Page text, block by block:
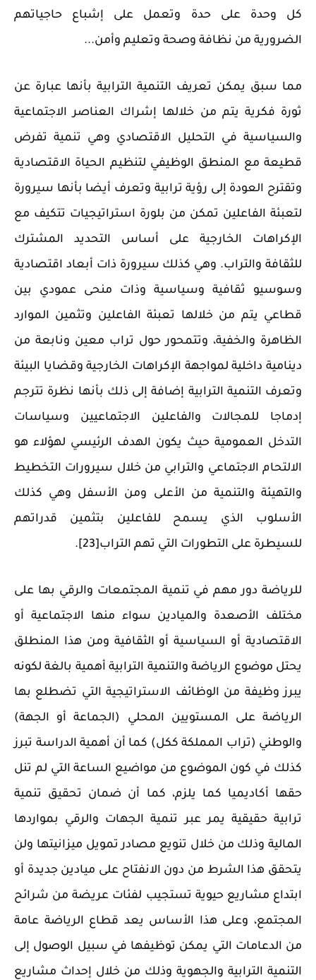
كل وحدة على حدة وتعمل على إشباع حاجياتهم
الضرورية من نظافة وصحة وتعليم وأمن...
مما سبق يمكن تعريف التنمية الترابية بأنها عبارة عن
ثورة فكرية يتم من خلالها إشراك العناصر الاجتماعية
والسياسية في التحليل الاقتصادي وهي تنمية تفرض
قطيعة مع المنطق الوظيفي لتنظيم الحياة الاقتصادية
وتقترح العودة إلى رؤية ترابية وتعرف أيضا بأنها سيرورة
لتعبئة الفاعلين تمكن من بلورة استراتيجيات تتكيف مع
الإكراهات الخارجية على أساس التحديد المشترك
للثقافة والتراب. وهي كذلك سيرورة ذات أبعاد اقتصادية
وسوسيو ثقافية وسياسية وذات منحى عمودي بين
قطاعي يتم من خلالها تعبئة الفاعلين وتثمين الموارد
الظاهرة والخفية، وتتمحور حول تراب معين ونابعة من
دينامية داخلية لمواجهة الإكراهات الخارجية وقضايا البيئة
وتعرف التنمية الترابية إضافة إلى ذلك بأنها نظرة تترجم
إدماجا للمجالات والفاعلين الاجتماعيين وسياسات
التدخل العمومية حيث يكون الهدف الرئيسي لهؤلاء هو
الالتحام الاجتماعي والترابي من خلال سيرورات التخطيط
والتهيئة والتنمية من الأعلى ومن الأسفل وهي كذلك
الأسلوب الذي يسمح للفاعلين بتثمين قدراتهم
للسيطرة على التطورات التي تهم التراب[23].
للرياضة دور مهم في تنمية المجتمعات والرقي بها على
مختلف الأصعدة والميادين سواء منها الاجتماعية أو
الاقتصادية أو السياسية أو الثقافية ومن هذا المنطلق
يحتل موضوع الرياضة والتنمية الترابية أهمية بالغة لكونه
يبرز وظيفة من الوظائف الاستراتيجية التي تضطلع بها
الرياضة على المستويين المحلي (الجماعة أو الجهة)
والوطني (تراب المملكة ككل) كما أن أهمية الدراسة تبرز
كذلك في كون الموضوع من مواضيع الساعة التي لم تنل
حقها أكاديميا كما يلزم، كما أن ضمان تحقيق تنمية
ترابية حقيقية يمر عبر تنمية الجهات والرقي بمواردها
المالية وذلك من خلال تنويع مصادر تمويل ميزانيتها ولن
يتحقق هذا الشرط من دون الانفتاح على ميادين جديدة أو
ابتداع مشاريع حيوية تستجيب لفئات عريضة من شرائح
المجتمع، وعلى هذا الأساس يعد قطاع الرياضة عامة
من الدعامات التي يمكن توظيفها في سبيل الوصول إلى
التنمية الترابية والجهوية وذلك من خلال إحداث مشاريع